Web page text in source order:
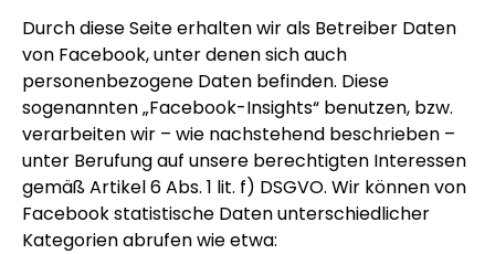
Durch diese Seite erhalten wir als Betreiber Daten
von Facebook, unter denen sich auch
personenbezogene Daten befinden. Diese
sogenannten „Facebook-Insights“ benutzen, bzw.
verarbeiten wir – wie nachstehend beschrieben –
unter Berufung auf unsere berechtigten Interessen
gemäß Artikel 6 Abs. 1 lit. f) DSGVO. Wir können von
Facebook statistische Daten unterschiedlicher
Kategorien abrufen wie etwa: